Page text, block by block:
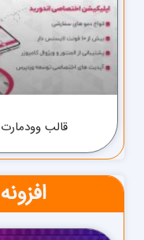
قالب